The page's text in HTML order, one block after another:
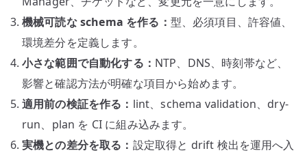
機械可読な schema を作る： 型、必須項目、許容値、
環境差分を定義します。
小さな範囲で自動化する： NTP、DNS、時刻帯など、
影響と確認方法が明確な項目から始めます。
適用前の検証を作る： lint、schema validation、dry-
run、plan を CI に組み込みます。
実機との差分を取る： 設定取得と drift 検出を運用へ入